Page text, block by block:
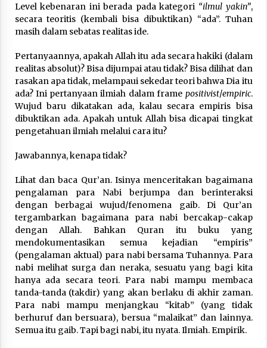
Level kebenaran ini berada pada kategori “ilmul yakin”,
secara teoritis (kembali bisa dibuktikan) “ada”. Tuhan
masih dalam sebatas realitas ide.
Pertanyaannya, apakah Allah itu ada secara hakiki (dalam
realitas absolut)? Bisa dijumpai atau tidak? Bisa dilihat dan
rasakan apa tidak, melampaui sekedar teori bahwa Dia itu
ada? Ini pertanyaan ilmiah dalam frame positivist/empiric.
Wujud baru dikatakan ada, kalau secara empiris bisa
dibuktikan ada. Apakah untuk Allah bisa dicapai tingkat
pengetahuan ilmiah melalui cara itu?
Jawabannya, kenapa tidak?
Lihat dan baca Qur’an. Isinya menceritakan bagaimana
pengalaman para Nabi berjumpa dan berinteraksi
dengan berbagai wujud/fenomena gaib. Di Qur’an
tergambarkan bagaimana para nabi bercakap-cakap
dengan Allah. Bahkan Quran itu buku yang
mendokumentasikan semua kejadian “empiris”
(pengalaman aktual) para nabi bersama Tuhannya. Para
nabi melihat surga dan neraka, sesuatu yang bagi kita
hanya ada secara teori. Para nabi mampu membaca
tanda-tanda (takdir) yang akan berlaku di akhir zaman.
Para nabi mampu menjangkau “kitab” (yang tidak
berhuruf dan bersuara), bersua “malaikat” dan lainnya.
Semua itu gaib. Tapi bagi nabi, itu nyata. Ilmiah. Empirik.